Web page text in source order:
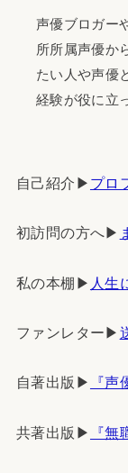
声優ブロガー
所所属声優か
たい人や声優
経験が役に立
自己紹介▶︎ プロ
初訪問の方へ▶︎
私の本棚▶︎ 人生
ファンレター▶︎
自著出版▶︎ 『声
共著出版▶︎ 『無